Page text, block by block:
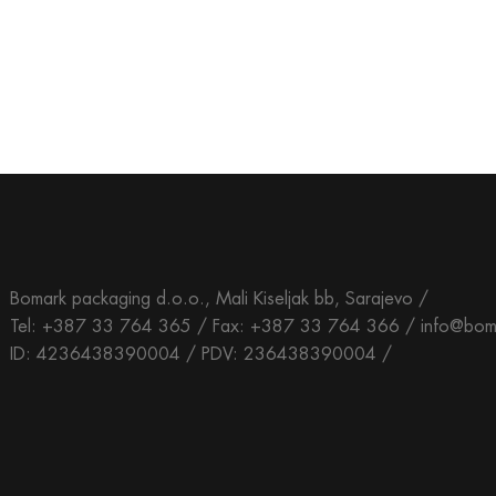
Bomark packaging d.o.o., Mali Kiseljak bb, Sarajevo /
Tel: +387 33 764 365 / Fax: +387 33 764 366 /
ID: 4236438390004 / PDV: 236438390004 /